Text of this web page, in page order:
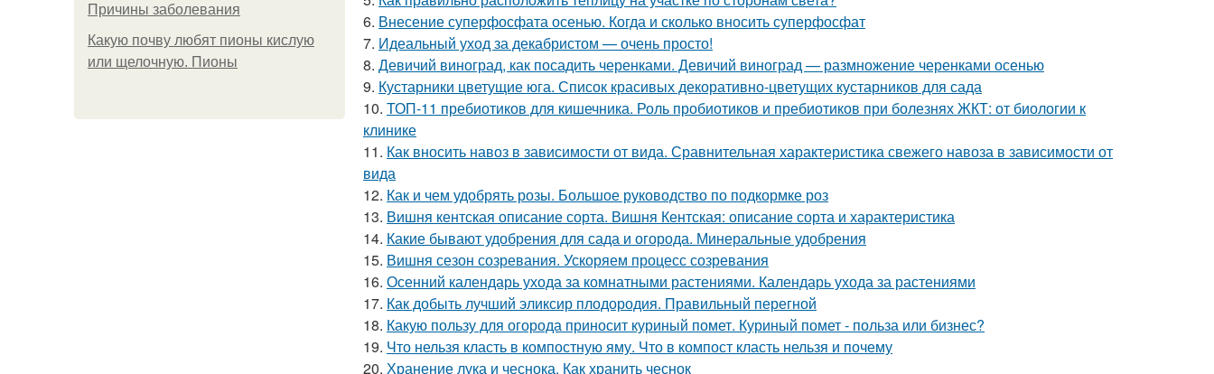
Причины заболевания
Какую почву любят пионы кислую
или щелочную. Пионы
6. Внесение суперфосфата осенью. Когда и сколько вносить суперфосфат
7. Идеальный уход за декабристом — очень просто!
8. Девичий виноград, как посадить черенками. Девичий виноград — размножение черенками осенью
9. Кустарники цветущие юга. Список красивых декоративно-цветущих кустарников для сада
10. ТОП-11 пребиотиков для кишечника. Роль пробиотиков и пребиотиков при болезнях ЖКТ: от биологии к
клинике
11. Как вносить навоз в зависимости от вида. Сравнительная характеристика свежего навоза в зависимости от
вида
12. Как и чем удобрять розы. Большое руководство по подкормке роз
13. Вишня кентская описание сорта. Вишня Кентская: описание сорта и характеристика
14. Какие бывают удобрения для сада и огорода. Минеральные удобрения
15. Вишня сезон созревания. Ускоряем процесс созревания
16. Осенний календарь ухода за комнатными растениями. Календарь ухода за растениями
17. Как добыть лучший эликсир плодородия. Правильный перегной
18. Какую пользу для огорода приносит куриный помет. Куриный помет - польза или бизнес?
19. Что нельзя класть в компостную яму. Что в компост класть нельзя и почему
20. Хранение лука и чеснока. Как хранить чеснок